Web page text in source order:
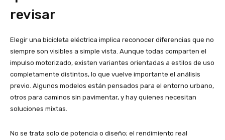
revisar
Elegir una bicicleta eléctrica implica reconocer diferencias que no
siempre son visibles a simple vista. Aunque todas comparten el
impulso motorizado, existen variantes orientadas a estilos de uso
completamente distintos, lo que vuelve importante el análisis
previo. Algunos modelos están pensados para el entorno urbano,
otros para caminos sin pavimentar, y hay quienes necesitan
soluciones mixtas.
No se trata solo de potencia o diseño; el rendimiento real